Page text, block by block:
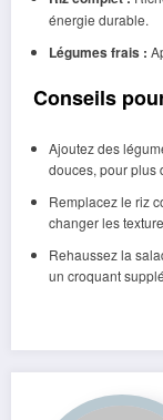
énergie durable.
Légumes frais :
Conseils
Ajoutez des
douces, pour plus
Remplacez le riz
changer les
Rehaussez la
un croquant